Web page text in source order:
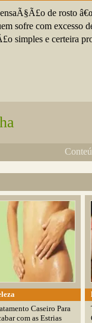
de rosto
sofre com excesso
simples e certeira
Caseiro Para
com as Estrias